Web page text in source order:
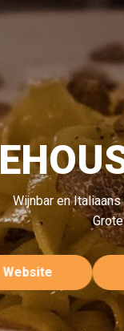
Wijnbar en
Website